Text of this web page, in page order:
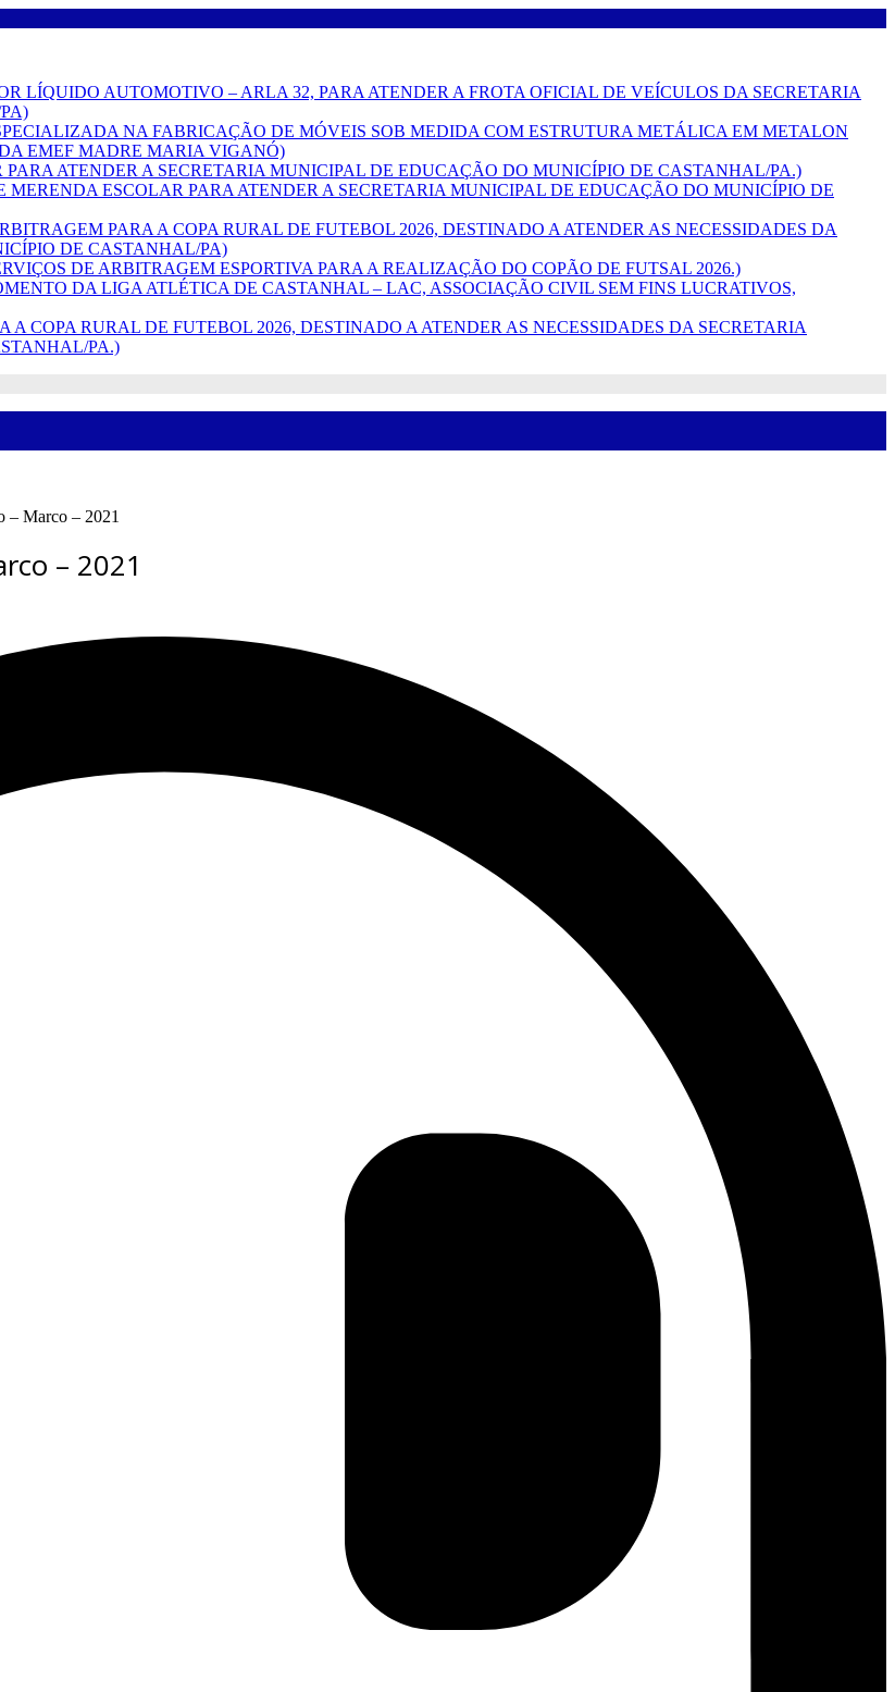
LÍQUIDO AUTOMOTIVO – ARLA 32, PARA ATENDER A FROTA OFICIAL DE VEÍCULOS DA SECRETARIA
NA FABRICAÇÃO DE MÓVEIS SOB MEDIDA COM ESTRUTURA METÁLICA EM METALON
EMEF MADRE MARIA VIGANÓ)
PARA ATENDER A SECRETARIA MUNICIPAL DE EDUCAÇÃO DO MUNICÍPIO DE CASTANHAL/PA.)
MERENDA ESCOLAR PARA ATENDER A SECRETARIA MUNICIPAL DE EDUCAÇÃO DO MUNICÍPIO DE
PARA A COPA RURAL DE FUTEBOL 2026, DESTINADO A ATENDER AS NECESSIDADES DA
DE CASTANHAL/PA)
DE ARBITRAGEM ESPORTIVA PARA A REALIZAÇÃO DO COPÃO DE FUTSAL 2026.)
DA LIGA ATLÉTICA DE CASTANHAL – LAC, ASSOCIAÇÃO CIVIL SEM FINS LUCRATIVOS,
A COPA RURAL DE FUTEBOL 2026, DESTINADO A ATENDER AS NECESSIDADES DA SECRETARIA
PA.)
– Marco – 2021
– 2021